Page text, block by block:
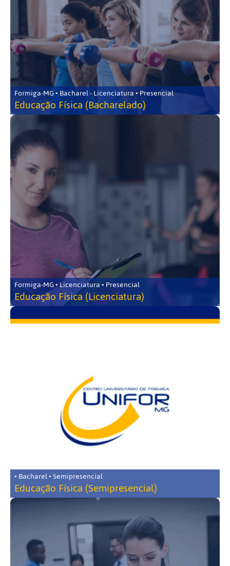
Formiga-MG • Bacharel - Licenciatura • Presencial
Educação Física (Bacharelado)
Formiga-MG • Licenciatura • Presencial
Educação Física (Licenciatura)
• Bacharel • Semipresencial
Educação Física (Semipresencial)